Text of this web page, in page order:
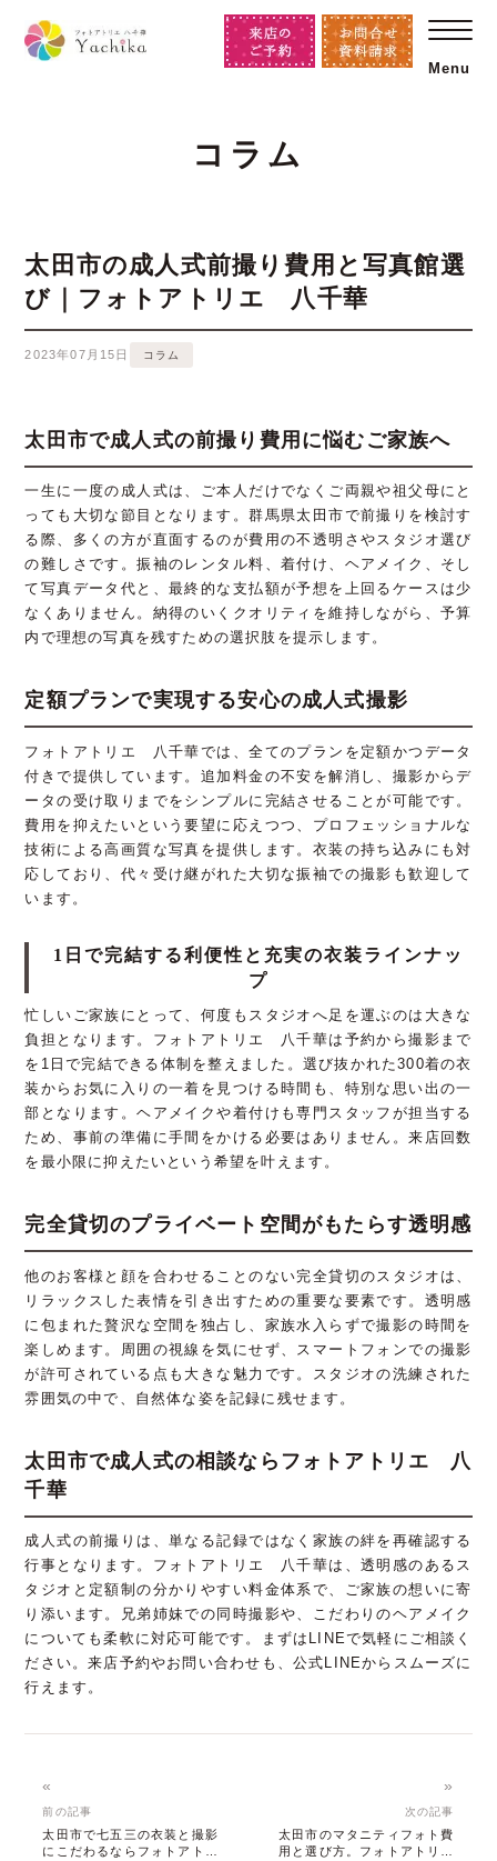
Menu
コラム
太田市の成人式前撮り費用と写真館選
び｜フォトアトリエ 八千華
2023年07月15日 コラム
太田市で成人式の前撮り費用に悩むご家族へ
一生に一度の成人式は、ご本人だけでなくご両親や祖父母にと
っても大切な節目となります。群馬県太田市で前撮りを検討す
る際、多くの方が直面するのが費用の不透明さやスタジオ選び
の難しさです。振袖のレンタル料、着付け、ヘアメイク、そし
て写真データ代と、最終的な支払額が予想を上回るケースは少
なくありません。納得のいくクオリティを維持しながら、予算
内で理想の写真を残すための選択肢を提示します。
定額プランで実現する安心の成人式撮影
フォトアトリエ 八千華では、全てのプランを定額かつデータ
付きで提供しています。追加料金の不安を解消し、撮影からデ
ータの受け取りまでをシンプルに完結させることが可能です。
費用を抑えたいという要望に応えつつ、プロフェッショナルな
技術による高画質な写真を提供します。衣装の持ち込みにも対
応しており、代々受け継がれた大切な振袖での撮影も歓迎して
います。
1日で完結する利便性と充実の衣装ラインナッ
プ
忙しいご家族にとって、何度もスタジオへ足を運ぶのは大きな
負担となります。フォトアトリエ 八千華は予約から撮影まで
を1日で完結できる体制を整えました。選び抜かれた300着の衣
装からお気に入りの一着を見つける時間も、特別な思い出の一
部となります。ヘアメイクや着付けも専門スタッフが担当する
ため、事前の準備に手間をかける必要はありません。来店回数
を最小限に抑えたいという希望を叶えます。
完全貸切のプライベート空間がもたらす透明感
他のお客様と顔を合わせることのない完全貸切のスタジオは、
リラックスした表情を引き出すための重要な要素です。透明感
に包まれた贅沢な空間を独占し、家族水入らずで撮影の時間を
楽しめます。周囲の視線を気にせず、スマートフォンでの撮影
が許可されている点も大きな魅力です。スタジオの洗練された
雰囲気の中で、自然体な姿を記録に残せます。
太田市で成人式の相談ならフォトアトリエ 八
千華
成人式の前撮りは、単なる記録ではなく家族の絆を再確認する
行事となります。フォトアトリエ 八千華は、透明感のあるス
タジオと定額制の分かりやすい料金体系で、ご家族の想いに寄
り添います。兄弟姉妹での同時撮影や、こだわりのヘアメイク
についても柔軟に対応可能です。まずはLINEで気軽にご相談く
ださい。来店予約やお問い合わせも、公式LINEからスムーズに
行えます。
«
前の記事
太田市で七五三の衣装と撮影
にこだわるならフォトアトリ
»
次の記事
太田市のマタニティフォト費
用と選び方。フォトアトリエ